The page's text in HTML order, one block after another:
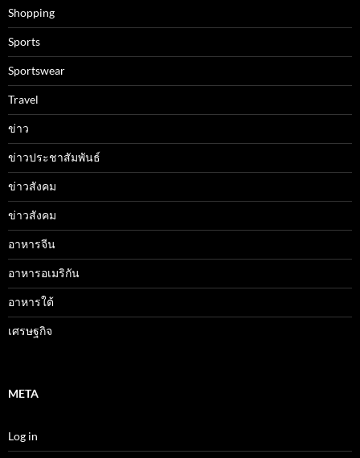
Shopping
Sports
Sportswear
Travel
ข่าว
ข่าวประชาสัมพันธ์
ข่าวสังคม
ข่าวสังคม
อาหารจีน
อาหารอเมริกัน
อาหารใต้
เศรษฐกิจ
META
Log in